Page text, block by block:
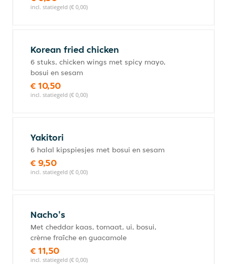
incl. statiegeld (€ 0,00)
Korean fried chicken
6 stuks, chicken wings met spicy mayo,
bosui en sesam
€ 10,50
incl. statiegeld (€ 0,00)
Yakitori
6 halal kipspiesjes met bosui en sesam
€ 9,50
incl. statiegeld (€ 0,00)
Nacho's
Met cheddar kaas, tomaat, ui, bosui,
crème fraîche en guacamole
€ 11,50
incl. statiegeld (€ 0,00)